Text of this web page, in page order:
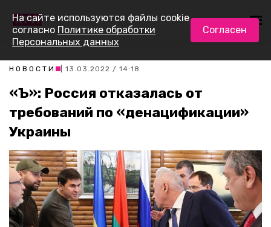
НОВОСТИ | 13.03.2022 / 14:18
«Ъ»: Россия отказалась от
требований по «денацификации»
Украины
На сайте используются файлы cookie
согласно Политике обработки
Персональных данных
Согласен